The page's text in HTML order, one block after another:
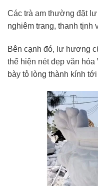
Các trà am thường đặt
nghiêm trang, thanh tịnh
Bên cạnh đó, lư hương
thể hiện nét đẹp văn
bày tỏ lòng thành kính